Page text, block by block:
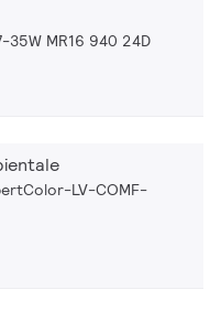
35W MR16 940 24D
LV-COMF-